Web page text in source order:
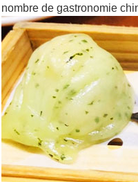
nombre de gastronomie